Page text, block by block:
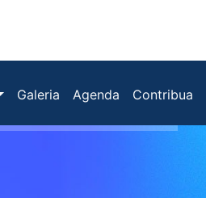
Galeria Agenda Contribua